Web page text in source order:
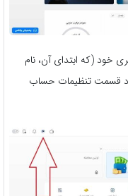
خود (که ابتدای آن، نام
قسمت تنظیمات حساب